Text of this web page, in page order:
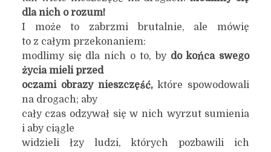
dla nich o rozum!
I może to zabrzmi brutalnie, ale mówię
to z całym przekonaniem:
modlimy się dla nich o to, by do końca swego
życia mieli przed
oczami obrazy nieszczęść,które spowodowali
na drogach; aby
cały czas odzywał się w nich wyrzut sumienia
i aby ciągle
widzieli łzy ludzi, których pozbawili ich